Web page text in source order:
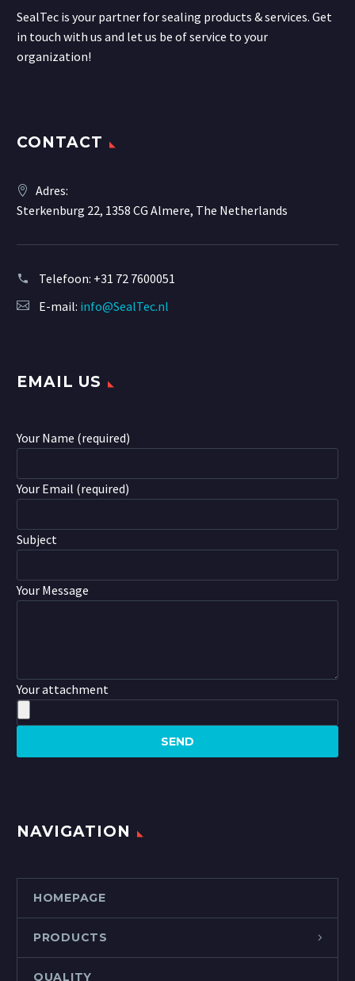
SealTec is your partner for sealing products & services. Get
in touch with us and let us be of service to your
organization!
CONTACT
Adres:
Sterkenburg 22, 1358 CG Almere, The Netherlands
Telefoon: +31 72 7600051
E-mail: info@SealTec.nl
EMAIL US
Your Name (required)
Your Email (required)
Subject
Your Message
Your attachment
NAVIGATION
HOMEPAGE
PRODUCTS
QUALITY